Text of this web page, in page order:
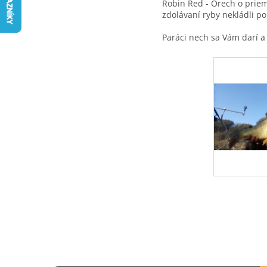
Robin Red - Orech o
zdolávaní ryby nekládli
Paráci nech sa Vám darí